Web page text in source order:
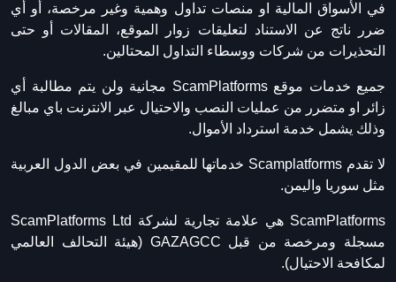
في الأسواق المالية او منصات تداول وهمية وغير مرخصة، أو أي
ضرر ناتج عن الاستناد لتعليقات زوار الموقع، المقالات أو حتى
التحذيرات من شركات ووسطاء التداول المحتالين.
جميع خدمات موقع ScamPlatforms مجانية ولن يتم مطالبة أي
زائر او متضرر من عمليات النصب والاحتيال عبر الانترنت باي مبالغ
وذلك يشمل خدمة استرداد الأموال.
لا تقدم Scamplatforms خدماتها للمقيمين في بعض الدول العربية
مثل سوريا واليمن.
ScamPlatforms هي علامة تجارية لشركة ScamPlatforms Ltd
مسجلة ومرخصة من قبل GAZAGCC (هيئة التحالف العالمي
لمكافحة الاحتيال).